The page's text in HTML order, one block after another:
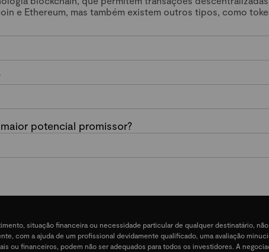
e Ethereum, mas também existem outros tipos, como
potencial promissor?
situação financeira ou necessidade particular de qualquer destinatário,
com a ajuda de um profissional devidamente qualificado, uma avaliação
ou financeiros, podem não ser adequados para todos os investidores. A